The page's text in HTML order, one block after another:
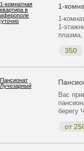
1-
1-
1-
350
Вас
берегу
от